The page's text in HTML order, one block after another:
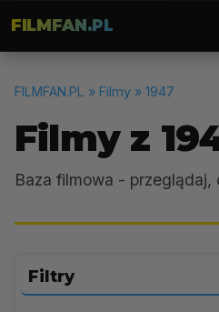
FILMFAN.PL
FILMFAN.PL » Filmy » 1947
Filmy z
Baza filmowa - przeglądaj,
Filtry